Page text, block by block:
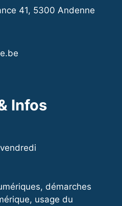
41, 5300 Andenne
Infos
démarches
usage du